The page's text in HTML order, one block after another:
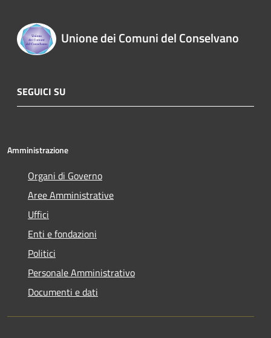
Unione dei Comuni del Conselvano
SEGUICI SU
Amministrazione
Organi di Governo
Aree Amministrative
Uffici
Enti e fondazioni
Politici
Personale Amministrativo
Documenti e dati